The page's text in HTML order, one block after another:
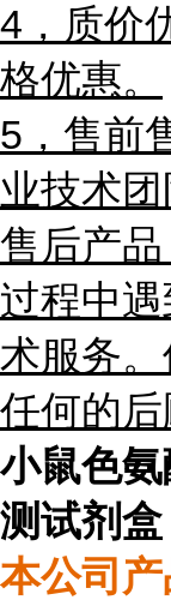
4，质价
格优惠。
5，售前
业技术团
售后产品
过程中
术服务
任何的后
小鼠色
测试剂盒
本公司